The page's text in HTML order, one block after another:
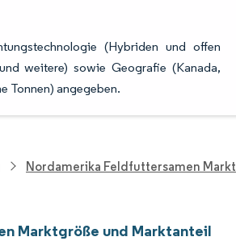
(Hybriden und offen
weitere) sowie Geografie (Kanada,
Tonnen) angegeben.
Nordamerika Feldfuttersamen Markt
Marktgröße und Marktanteil